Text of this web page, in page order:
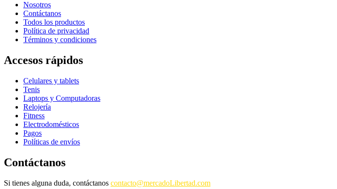
Nosotros
Contáctanos
Todos los productos
Política de privacidad
Términos y condiciones
Accesos rápidos
Celulares y tablets
Tenis
Laptops y Computadoras
Relojería
Fitness
Electrodomésticos
Pagos
Políticas de envíos
Contáctanos
Si tienes alguna duda, contáctanos contacto@mercadoLibertad.com